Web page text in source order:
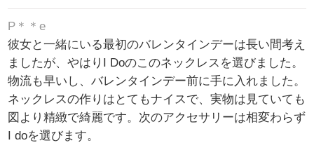
P＊＊e
彼女と一緒にいる最初のバレンタインデーは長い間考え
ましたが、やはりI Doのこのネックレスを選びました。
物流も早いし、バレンタインデー前に手に入れました。
ネックレスの作りはとてもナイスで、実物は見ていても
図より精緻で綺麗です。次のアクセサリーは相変わらず
I doを選びます。